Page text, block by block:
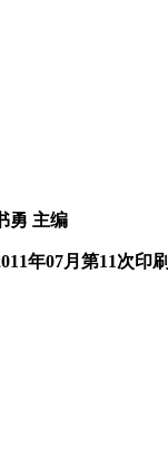
勇 主编
年07月第11次印刷